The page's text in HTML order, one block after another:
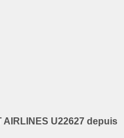
U22627 depuis